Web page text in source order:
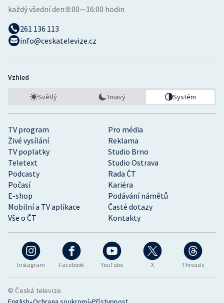
Instagram Facebook YouTube X Threads
TV program
Pro média
Živé vysílání
Reklama
TV poplatky
Studio Brno
Teletext
Studio Ostrava
Podcasty
Rada ČT
Počasí
Kariéra
E-shop
Podávání námětů
Mobilní a TV aplikace
Časté dotazy
Vše o ČT
Kontakty
každý všední den:8:00—16:00 hodin
261 136 113
info@ceskatelevize.cz
Vzhled
Světlý Tmavý Systém
© Česká televize